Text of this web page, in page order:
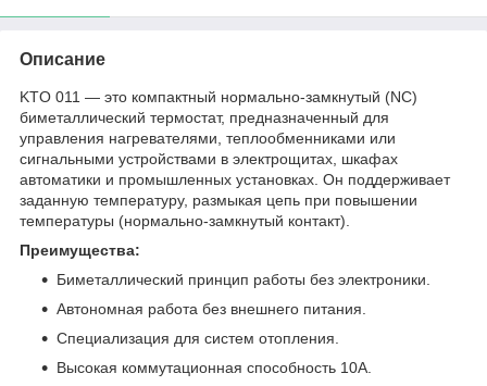
Описание
KTO 011 — это компактный нормально-замкнутый (NC)
биметаллический термостат, предназначенный для
управления нагревателями, теплообменниками или
сигнальными устройствами в электрощитах, шкафах
автоматики и промышленных установках. Он поддерживает
заданную температуру, размыкая цепь при повышении
температуры (нормально-замкнутый контакт).
Преимущества:
Биметаллический принцип работы без электроники.
Автономная работа без внешнего питания.
Специализация для систем отопления.
Высокая коммутационная способность 10А.